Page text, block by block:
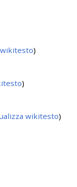
)
)
wikitesto)